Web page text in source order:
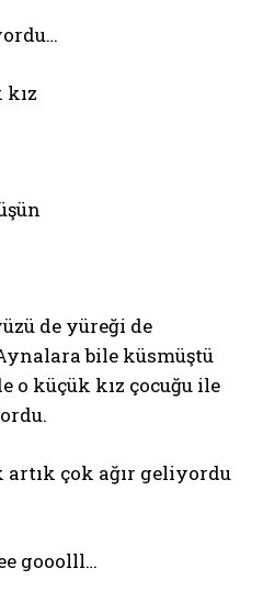
kız
de yüreği de
bile küsmüştü
o küçük kız çocuğu ile
çok ağır geliyordu
gooolll…